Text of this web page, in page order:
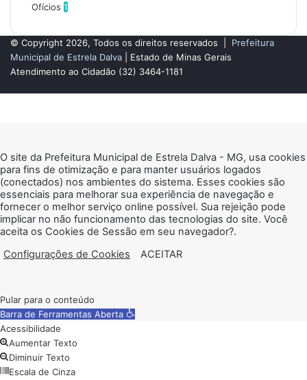
iOfícios 1
© Copyright 2026, Todos os direitos reservados | Prefeitura
Municipal de Estrela Dalva | Estado de Minas Gerais
Atendimento ao Cidadão (32) 3464-1181
topo
O site da Prefeitura Municipal de Estrela Dalva - MG, usa cookies
para fins de otimização e para manter usuários logados
(conectados) nos ambientes do sistema. Esses cookies são
essenciais para melhorar sua experiência de navegação e
fornecer o melhor serviço online possível. Sua rejeição pode
implicar no não funcionamento das tecnologias do site. Você
aceita os Cookies de Sessão em seu navegador?.
Configurações de Cookies
ACEITAR
Pular para o conteúdo
Barra de Ferramentas Aberta
Acessibilidade
Aumentar Texto
Diminuir Texto
Escala de Cinza